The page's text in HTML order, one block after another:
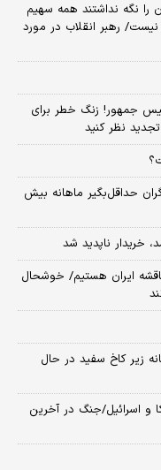
را نگه نداشتند همه سهیم
رهبر انقلاب در مورد
جمهور! زنگ خطر برای
نظر کنید
حداقل‌بگیر ماهانه بیش
ایران هستیم/ خوشحال
زیر کاخ سفید در حال
و اسرائیل/جنگ در آخرین